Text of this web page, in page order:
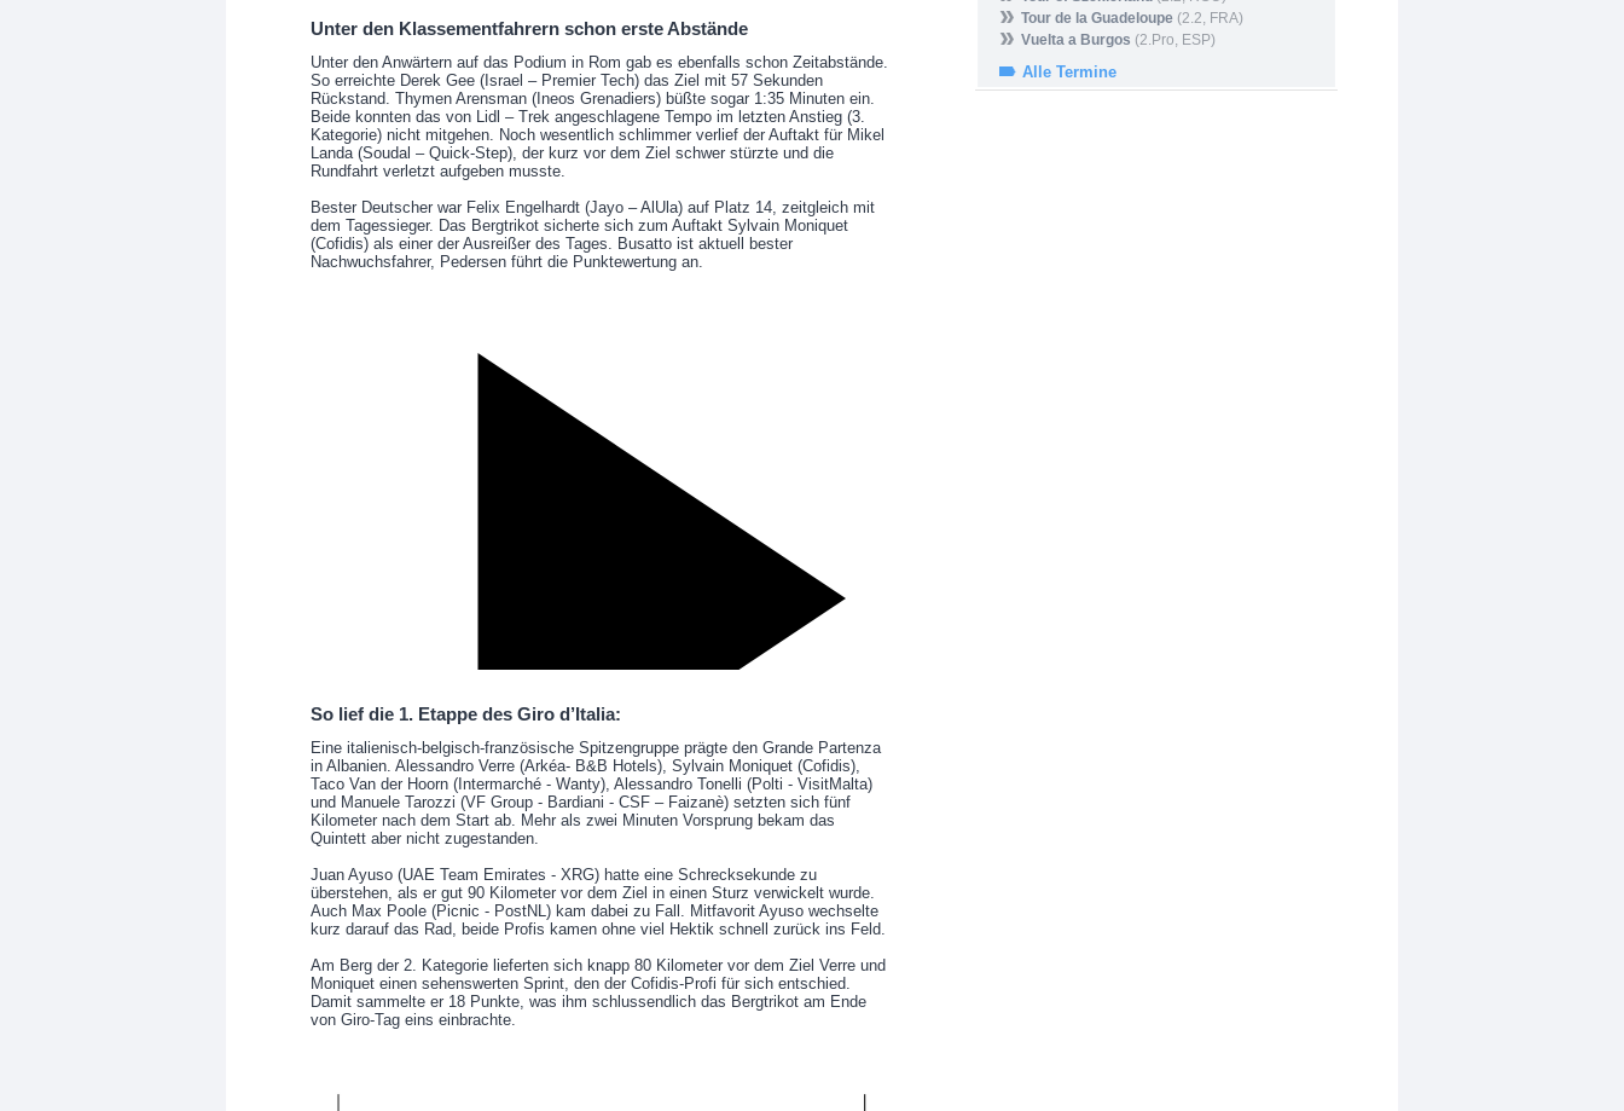
Unter den Klassementfahrern schon erste Abstände
Unter den Anwärtern auf das Podium in Rom gab es ebenfalls schon Zeitabstände.
So erreichte Derek Gee (Israel – Premier Tech) das Ziel mit 57 Sekunden
Rückstand. Thymen Arensman (Ineos Grenadiers) büßte sogar 1:35 Minuten ein.
Beide konnten das von Lidl – Trek angeschlagene Tempo im letzten Anstieg (3.
Kategorie) nicht mitgehen. Noch wesentlich schlimmer verlief der Auftakt für Mikel
Landa (Soudal – Quick-Step), der kurz vor dem Ziel schwer stürzte und die
Rundfahrt verletzt aufgeben musste.
Bester Deutscher war Felix Engelhardt (Jayo – AlUla) auf Platz 14, zeitgleich mit
dem Tagessieger. Das Bergtrikot sicherte sich zum Auftakt Sylvain Moniquet
(Cofidis) als einer der Ausreißer des Tages. Busatto ist aktuell bester
Nachwuchsfahrer, Pedersen führt die Punktewertung an.
So lief die 1. Etappe des Giro d’Italia:
Eine italienisch-belgisch-französische Spitzengruppe prägte den Grande Partenza
in Albanien. Alessandro Verre (Arkéa- B&B Hotels), Sylvain Moniquet (Cofidis),
Taco Van der Hoorn (Intermarché - Wanty), Alessandro Tonelli (Polti - VisitMalta)
und Manuele Tarozzi (VF Group - Bardiani - CSF – Faizanè) setzten sich fünf
Kilometer nach dem Start ab. Mehr als zwei Minuten Vorsprung bekam das
Quintett aber nicht zugestanden.
Juan Ayuso (UAE Team Emirates - XRG) hatte eine Schrecksekunde zu
überstehen, als er gut 90 Kilometer vor dem Ziel in einen Sturz verwickelt wurde.
Auch Max Poole (Picnic - PostNL) kam dabei zu Fall. Mitfavorit Ayuso wechselte
kurz darauf das Rad, beide Profis kamen ohne viel Hektik schnell zurück ins Feld.
Am Berg der 2. Kategorie lieferten sich knapp 80 Kilometer vor dem Ziel Verre und
Moniquet einen sehenswerten Sprint, den der Cofidis-Profi für sich entschied.
Damit sammelte er 18 Punkte, was ihm schlussendlich das Bergtrikot am Ende
von Giro-Tag eins einbrachte.
Tour de la Guadeloupe (2.2, FRA)
Vuelta a Burgos (2.Pro, ESP)
Alle Termine